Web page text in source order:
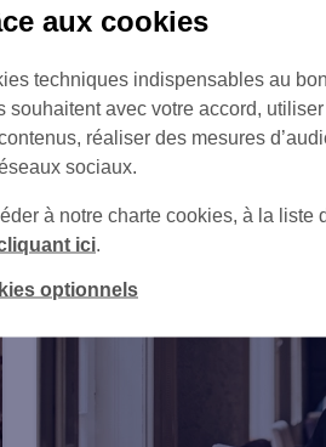
aux cookies
techniques indispensables au
souhaitent avec votre accord,
réaliser des mesures
sociaux.
à notre charte cookies, à la liste
ici.
optionnels